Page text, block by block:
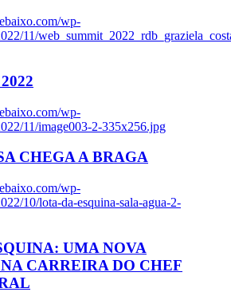
wp-
11/
wp-
11/image003-2-335x256.jpg
CHEGA A BRAGA
wp-
10/lota-da-esquina-sala-agua-2-
UMA NOVA
CARREIRA DO CHEF